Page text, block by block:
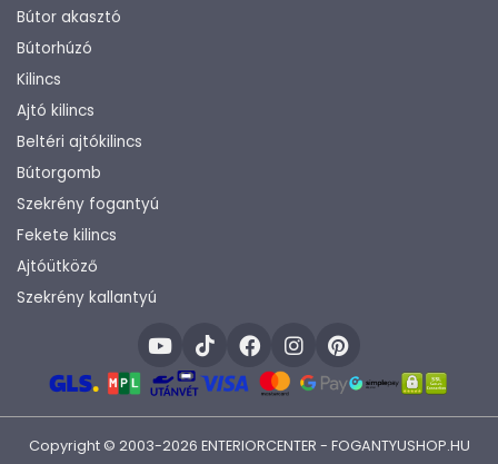
Bútor akasztó
Bútorhúzó
Kilincs
Ajtó kilincs
Beltéri ajtókilincs
Bútorgomb
Szekrény fogantyú
Fekete kilincs
Ajtóütköző
Szekrény kallantyú
Copyright © 2003-2026 ENTERIORCENTER - FOGANTYUSHOP.HU